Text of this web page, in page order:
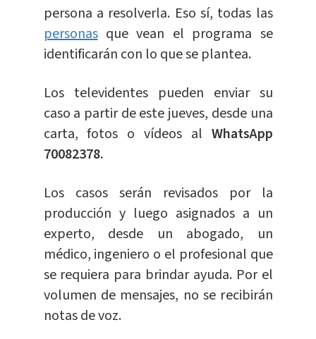
persona a resolverla. Eso sí, todas las
personasque vean el programa se
identificarán con lo que se plantea.
Los televidentes pueden enviar su
caso a partir de este jueves, desde una
carta, fotos o vídeos al WhatsApp
70082378.
Los casos serán revisados por la
producción y luego asignados a un
experto, desde un abogado, un
médico, ingeniero o el profesional que
se requiera para brindar ayuda. Por el
volumen de mensajes, no se recibirán
notas de voz.